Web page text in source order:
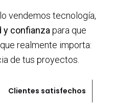
vendemos tecnología,
y confianzapara que
realmente importa:
de tus proyectos.
Clientes satisfechos